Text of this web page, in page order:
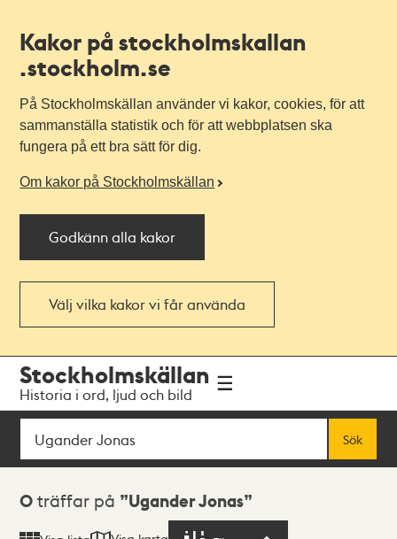
Kakor på stockholmskallan
.stockholm.se
På Stockholmskällan använder vi kakor, cookies, för att
sammanställa statistik och för att webbplatsen ska
fungera på ett bra sätt för dig.
Om kakor på Stockholmskällan
Godkänn alla kakor
Välj vilka kakor vi får använda
navigationen
huvudinnehållet
Stockholmskällan
Historia i ord, ljud och bild
Sök
Sök
Sökresultat
0 träffar på Ugander Jonas